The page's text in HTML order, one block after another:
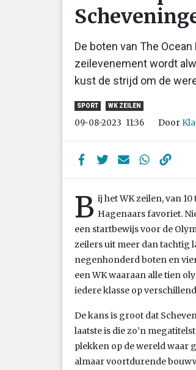
De boten van The
zeilevenement wordt
kust de strijd om de
SPORT WK ZEILEN
09-08-2023 11:36 Door
B ij het WK zeilen, van
Hagenaars favoriet.
een startbewijs voor de
zeilers uit meer dan tachtig
negenhonderd boten en
een WK waaraan alle tien
iedere klasse op
De kans is groot dat
laatste is die zo’n
plekken op de wereld waar
almaar voortdurende